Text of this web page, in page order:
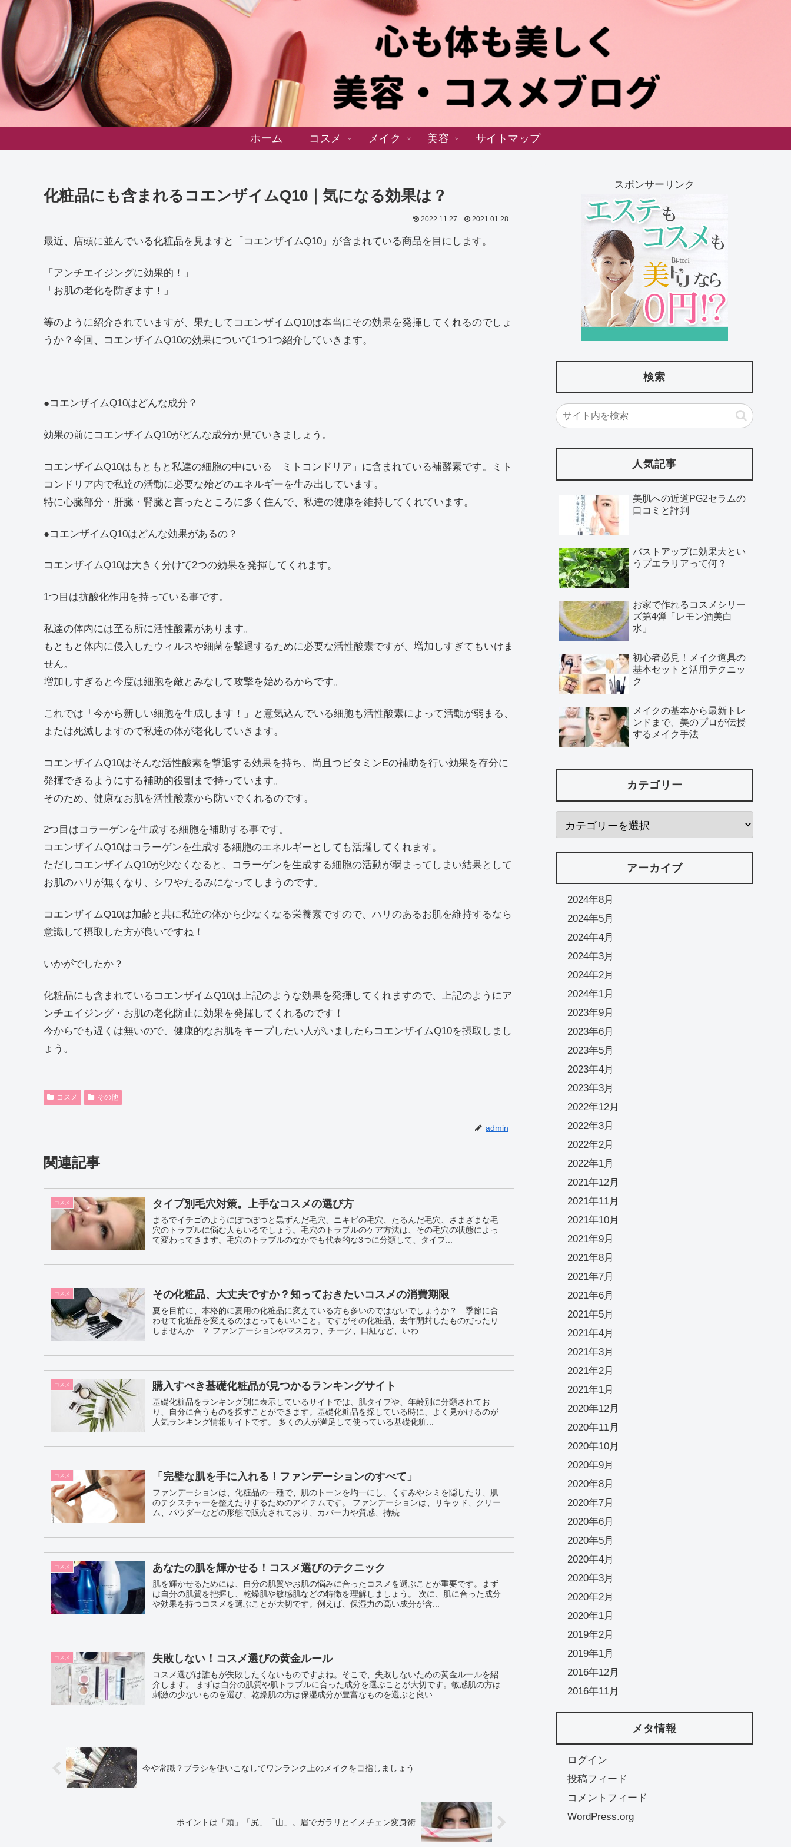
ホーム コスメ メイク 美容 サイトマップ
化粧品にも含まれるコエンザイムQ10｜気になる効果は？
2022.11.27 2021.01.28
最近、店頭に並んでいる化粧品を見ますと「コエンザイムQ10」が含まれている商品を目にします。
「アンチエイジングに効果的！」
「お肌の老化を防ぎます！」
等のように紹介されていますが、果たしてコエンザイムQ10は本当にその効果を発揮してくれるのでしょ
うか？今回、コエンザイムQ10の効果について1つ1つ紹介していきます。
●コエンザイムQ10はどんな成分？
効果の前にコエンザイムQ10がどんな成分か見ていきましょう。
コエンザイムQ10はもともと私達の細胞の中にいる「ミトコンドリア」に含まれている補酵素です。ミト
コンドリア内で私達の活動に必要な殆どのエネルギーを生み出しています。
特に心臓部分・肝臓・腎臓と言ったところに多く住んで、私達の健康を維持してくれています。
●コエンザイムQ10はどんな効果があるの？
コエンザイムQ10は大きく分けて2つの効果を発揮してくれます。
1つ目は抗酸化作用を持っている事です。
私達の体内には至る所に活性酸素があります。
もともと体内に侵入したウィルスや細菌を撃退するために必要な活性酸素ですが、増加しすぎてもいけま
せん。
増加しすぎると今度は細胞を敵とみなして攻撃を始めるからです。
これでは「今から新しい細胞を生成します！」と意気込んでいる細胞も活性酸素によって活動が弱まる、
または死滅しますので私達の体が老化していきます。
コエンザイムQ10はそんな活性酸素を撃退する効果を持ち、尚且つビタミンEの補助を行い効果を存分に
発揮できるようにする補助的役割まで持っています。
そのため、健康なお肌を活性酸素から防いでくれるのです。
2つ目はコラーゲンを生成する細胞を補助する事です。
コエンザイムQ10はコラーゲンを生成する細胞のエネルギーとしても活躍してくれます。
ただしコエンザイムQ10が少なくなると、コラーゲンを生成する細胞の活動が弱まってしまい結果として
お肌のハリが無くなり、シワやたるみになってしまうのです。
コエンザイムQ10は加齢と共に私達の体から少なくなる栄養素ですので、ハリのあるお肌を維持するなら
意識して摂取した方が良いですね！
いかがでしたか？
化粧品にも含まれているコエンザイムQ10は上記のような効果を発揮してくれますので、上記のようにア
ンチエイジング・お肌の老化防止に効果を発揮してくれるのです！
今からでも遅くは無いので、健康的なお肌をキープしたい人がいましたらコエンザイムQ10を摂取しまし
ょう。
コスメ その他
admin
関連記事
コスメ タイプ別毛穴対策。上手なコスメの選び方
まるでイチゴのようにぽつぽつと黒ずんだ毛穴、ニキビの毛穴、たるんだ毛穴、さまざまな毛
穴のトラブルに悩む人もいるでしょう。毛穴のトラブルのケア方法は、その毛穴の状態によっ
て変わってきます。毛穴のトラブルのなかでも代表的な3つに分類して、タイプ...
コスメ その化粧品、大丈夫ですか？知っておきたいコスメの消費期限
夏を目前に、本格的に夏用の化粧品に変えている方も多いのではないでしょうか？ 季節に合
わせて化粧品を変えるのはとってもいいこと。ですがその化粧品、去年開封したものだったり
しませんか…？ ファンデーションやマスカラ、チーク、口紅など、いわ...
コスメ 購入すべき基礎化粧品が見つかるランキングサイト
基礎化粧品をランキング別に表示しているサイトでは、肌タイプや、年齢別に分類されてお
り、自分に合うものを探すことができます。基礎化粧品を探している時に、よく見かけるのが
人気ランキング情報サイトです。 多くの人が満足して使っている基礎化粧...
コスメ 「完璧な肌を手に入れる！ファンデーションのすべて」
ファンデーションは、化粧品の一種で、肌のトーンを均一にし、くすみやシミを隠したり、肌
のテクスチャーを整えたりするためのアイテムです。 ファンデーションは、リキッド、クリー
ム、パウダーなどの形態で販売されており、カバー力や質感、持続...
コスメ あなたの肌を輝かせる！コスメ選びのテクニック
肌を輝かせるためには、自分の肌質やお肌の悩みに合ったコスメを選ぶことが重要です。まず
は自分の肌質を把握し、乾燥肌や敏感肌などの特徴を理解しましょう。 次に、肌に合った成分
や効果を持つコスメを選ぶことが大切です。例えば、保湿力の高い成分が含...
コスメ 失敗しない！コスメ選びの黄金ルール
コスメ選びは誰もが失敗したくないものですよね。そこで、失敗しないための黄金ルールを紹
介します。 まずは自分の肌質や肌トラブルに合った成分を選ぶことが大切です。敏感肌の方は
刺激の少ないものを選び、乾燥肌の方は保湿成分が豊富なものを選ぶと良い...
今や常識？ブラシを使いこなしてワンランク上のメイクを目指しましょう
ポイントは「頭」「尻」「山」。眉でガラリとイメチェン変身術
スポンサーリンク
検索
人気記事
美肌への近道PG2セラムの
口コミと評判
バストアップに効果大とい
うプエラリアって何？
お家で作れるコスメシリー
ズ第4弾「レモン酒美白
水」
初心者必見！メイク道具の
基本セットと活用テクニッ
ク
メイクの基本から最新トレ
ンドまで、美のプロが伝授
するメイク手法
カテゴリー
アーカイブ
2024年8月
2024年5月
2024年4月
2024年3月
2024年2月
2024年1月
2023年9月
2023年6月
2023年5月
2023年4月
2023年3月
2022年12月
2022年3月
2022年2月
2022年1月
2021年12月
2021年11月
2021年10月
2021年9月
2021年8月
2021年7月
2021年6月
2021年5月
2021年4月
2021年3月
2021年2月
2021年1月
2020年12月
2020年11月
2020年10月
2020年9月
2020年8月
2020年7月
2020年6月
2020年5月
2020年4月
2020年3月
2020年2月
2020年1月
2019年2月
2019年1月
2016年12月
2016年11月
メタ情報
ログイン
投稿フィード
コメントフィード
WordPress.org